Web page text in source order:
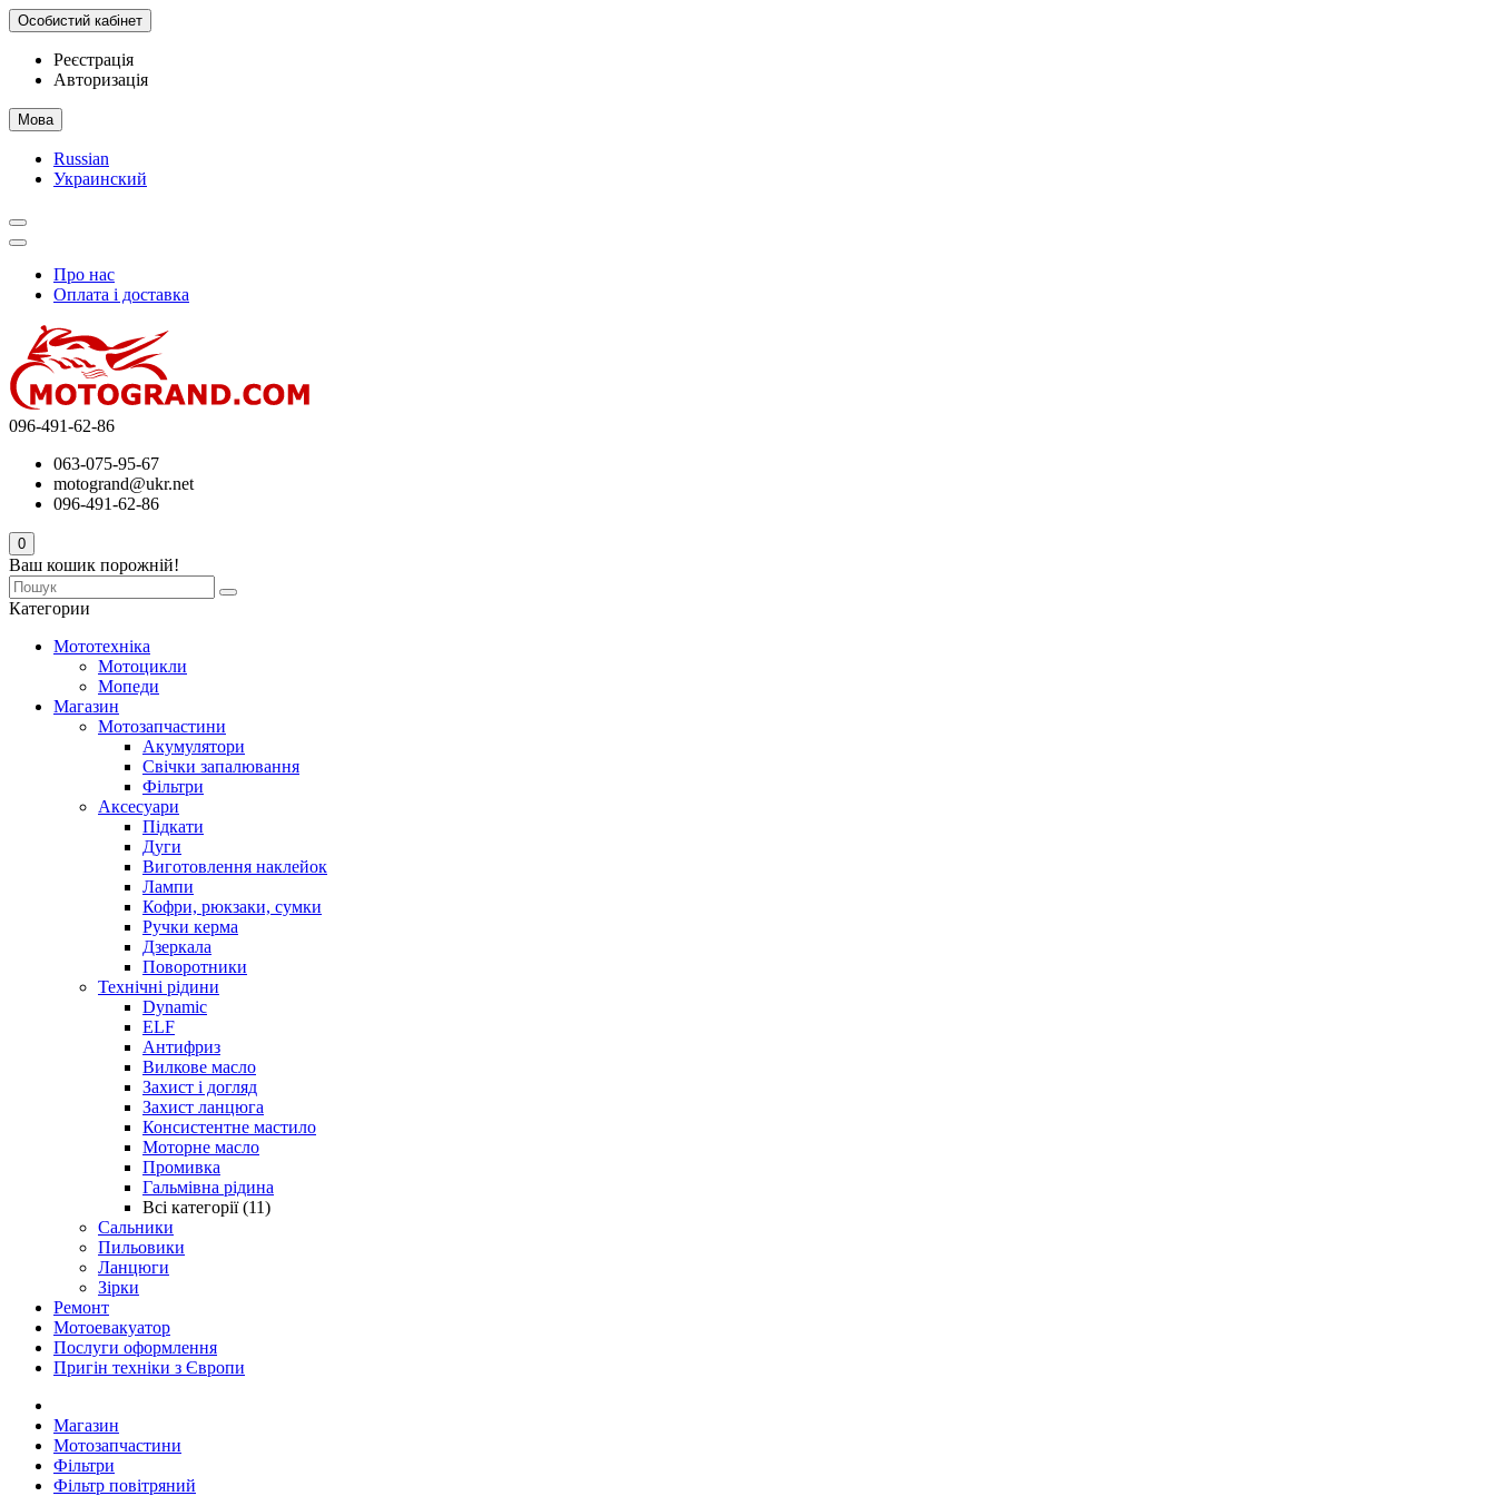
Особистий кабінет
Реєстрація
Авторизація
Мова
Russian
Украинский
Про нас
Оплата і доставка
096-491-62-86
063-075-95-67
motogrand@ukr.net
096-491-62-86
0
Ваш кошик порожній!
Категории
Мототехніка
Мотоцикли
Мопеди
Магазин
Мотозапчастини
Акумулятори
Свічки запалювання
Фільтри
Аксесуари
Підкати
Дуги
Виготовлення наклейок
Лампи
Кофри, рюкзаки, сумки
Ручки керма
Дзеркала
Поворотники
Технічні рідини
Dynamic
ELF
Антифриз
Вилкове масло
Захист і догляд
Захист ланцюга
Консистентне мастило
Моторне масло
Промивка
Гальмівна рідина
Всі категорії (11)
Сальники
Пильовики
Ланцюги
Зірки
Ремонт
Мотоевакуатор
Послуги оформлення
Пригін техніки з Європи
Магазин
Мотозапчастини
Фільтри
Фільтр повітряний